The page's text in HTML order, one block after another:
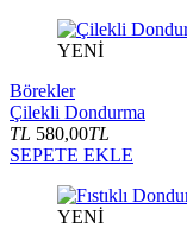
YENİ
Börekler
Çilekli Dondurma
TL 580,00TL
SEPETE EKLE
YENİ